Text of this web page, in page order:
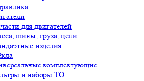
для двигателей
шины, груза, цепи
изделия
комплектующие
и наборы ТО